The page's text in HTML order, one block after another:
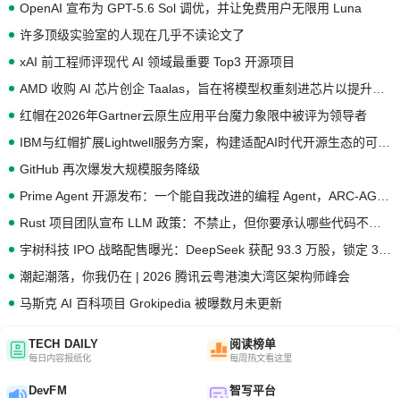
OpenAI 宣布为 GPT-5.6 Sol 调优，并让免费用户无限用 Luna
许多顶级实验室的人现在几乎不读论文了
xAI 前工程师评现代 AI 领域最重要 Top3 开源项目
红帽在2026年Gartner云原生应用平台魔力象限中被评为领导者
GitHub 再次爆发大规模服务降级
潮起潮落，你我仍在 | 2026 腾讯云粤港澳大湾区架构师峰会
马斯克 AI 百科项目 Grokipedia 被曝数月未更新
TECH DAILY
每日内容报纸化
阅读榜单
每周热文看这里
DevFM 智写平台